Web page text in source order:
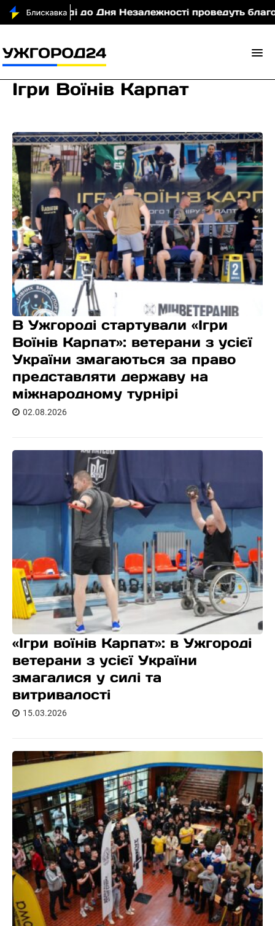
до Дня Незалежності проведуть благодійний
Ігри Воїнів Карпат
В Ужгороді стартували «Ігри
Воїнів Карпат»: ветерани з усієї
України змагаються за право
представляти державу на
міжнародному турнірі
02.08.2026
«Ігри воїнів Карпат»: в Ужгороді
ветерани з усієї України
змагалися у силі та
витривалості
15.03.2026